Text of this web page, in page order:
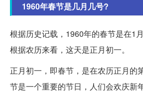
1960年春节是几月几号?
根据历史记载，1960年的春节是在1
根据农历来看，这天是正月初一。
正月初一，即春节，是在农历正月的
节是一个重要的节日，人们会欢庆新